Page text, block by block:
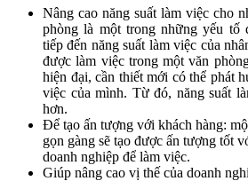
Nâng cao năng suất làm việc cho
phòng là một trong những yếu tố
tiếp đến năng suất làm việc của
được làm việc trong một văn
hiện đại, cần thiết mới có thể phát
việc của mình. Từ đó, năng suất
hơn.
Để tạo ấn tượng với khách hàng:
gọn gàng sẽ tạo được ấn tượng tốt
doanh nghiệp để làm việc.
Giúp nâng cao vị thế của doanh